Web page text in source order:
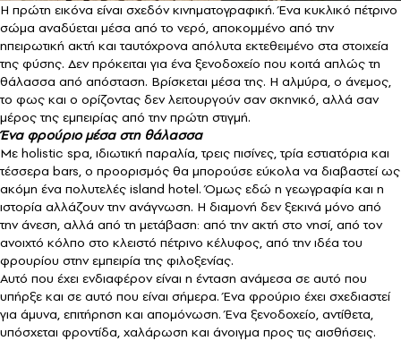
Η πρώτη εικόνα είναι σχεδόν κινηματογραφική. Ένα κυκλικό πέτρινο
σώμα αναδύεται μέσα από το νερό, αποκομμένο από την
ηπειρωτική ακτή και ταυτόχρονα απόλυτα εκτεθειμένο στα στοιχεία
της φύσης. Δεν πρόκειται για ένα ξενοδοχείο που κοιτά απλώς τη
θάλασσα από απόσταση. Βρίσκεται μέσα της. Η αλμύρα, ο άνεμος,
το φως και ο ορίζοντας δεν λειτουργούν σαν σκηνικό, αλλά σαν
μέρος της εμπειρίας από την πρώτη στιγμή.
Ένα φρούριο μέσα στη θάλασσα
Με holistic spa, ιδιωτική παραλία, τρεις πισίνες, τρία εστιατόρια και
τέσσερα bars, ο προορισμός θα μπορούσε εύκολα να διαβαστεί ως
ακόμη ένα πολυτελές island hotel. Όμως εδώ η γεωγραφία και η
ιστορία αλλάζουν την ανάγνωση. Η διαμονή δεν ξεκινά μόνο από
την άνεση, αλλά από τη μετάβαση: από την ακτή στο νησί, από τον
ανοιχτό κόλπο στο κλειστό πέτρινο κέλυφος, από την ιδέα του
φρουρίου στην εμπειρία της φιλοξενίας.
Αυτό που έχει ενδιαφέρον είναι η ένταση ανάμεσα σε αυτό που
υπήρξε και σε αυτό που είναι σήμερα. Ένα φρούριο έχει σχεδιαστεί
για άμυνα, επιτήρηση και απομόνωση. Ένα ξενοδοχείο, αντίθετα,
υπόσχεται φροντίδα, χαλάρωση και άνοιγμα προς τις αισθήσεις.